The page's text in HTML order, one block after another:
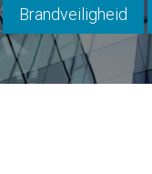
Brandveiligheid